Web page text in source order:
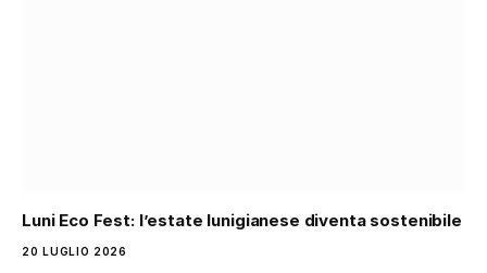
Luni Eco Fest: l’estate lunigianese diventa sostenibile
20 LUGLIO 2026